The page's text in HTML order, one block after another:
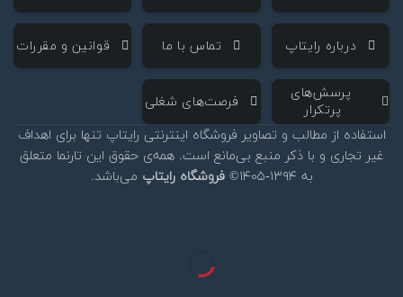
‌ درباره رایتاپ ‌ تماس با ما ‌ قوانین و مقررات
‌ پرسش‌های
پرتکرار
‌ فرصت‌های شغلی
استفاده از مطالب و تصاویر فروشگاه اینترنتی رایتاپ تنها برای اهداف
غیر تجاری و با ذکر منبع بی‌مانع است. همه‌ی حقوق این تارنما متعلق
به ۱۳۹۴-۱۴۰۵©
فروشگاه رایتاپ می‌باشد.